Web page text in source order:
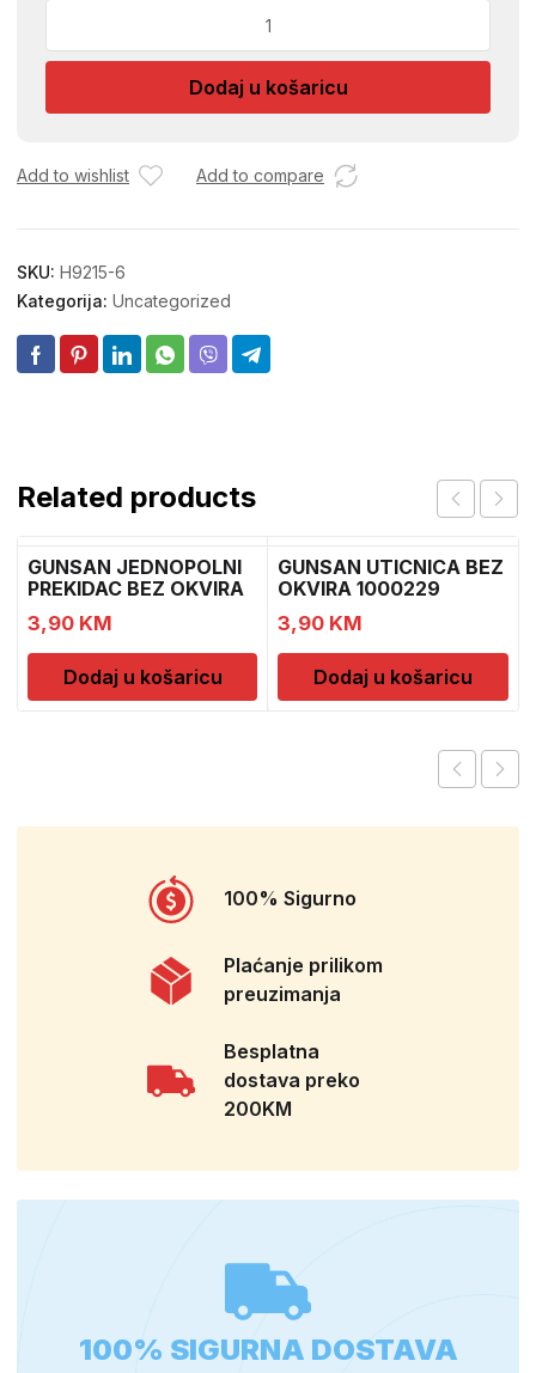
SA
100W
količina
Dodaj u košaricu
Add to wishlist Add to compare
SKU: H9215-6
Kategorija: Uncategorized
Related products
GUNSAN JEDNOPOLNI
PREKIDAC BEZ OKVIRA
11
3,90 KM
Dodaj u košaricu
GUNSAN UTICNICA BEZ
OKVIRA 1000229
3,90 KM
Dodaj u košaricu
100% Sigurno
Plaćanje prilikom
preuzimanja
Besplatna
dostava preko
200KM
100% SIGURNA DOSTAVA